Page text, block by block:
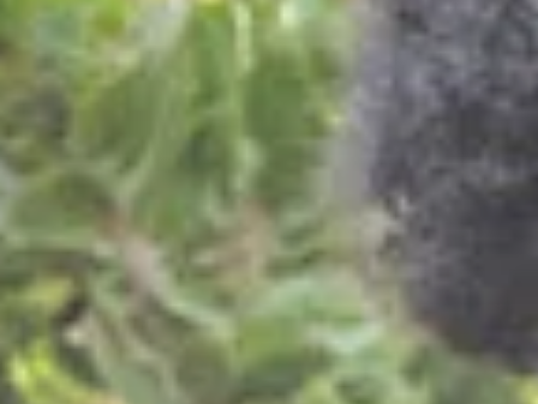
Indonesia
中国
Noticias - Industria
Descargas
Prensa (EN)
Contacto
Boletín (EN)